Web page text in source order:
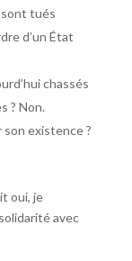
tués
d’un État
chassés
? Non.
son existence ?
oui, je
avec